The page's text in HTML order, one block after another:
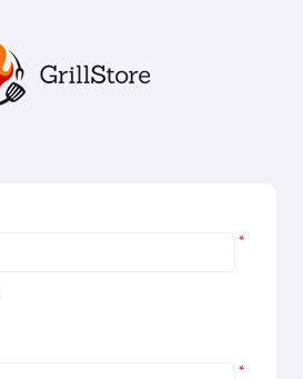
*
*